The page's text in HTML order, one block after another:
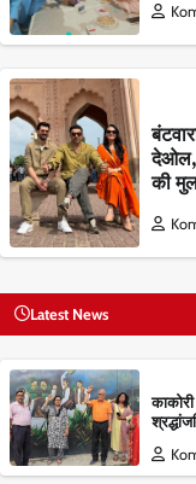
देओल,
की
Latest News